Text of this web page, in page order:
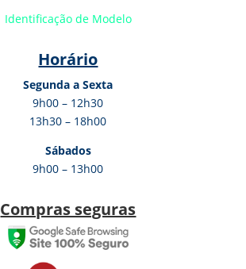
Identificação de Modelo
Horário
Segunda a Sexta
9h00 – 12h30
13h30 – 18h00
Sábados
9h00 – 13h00
Compras seguras